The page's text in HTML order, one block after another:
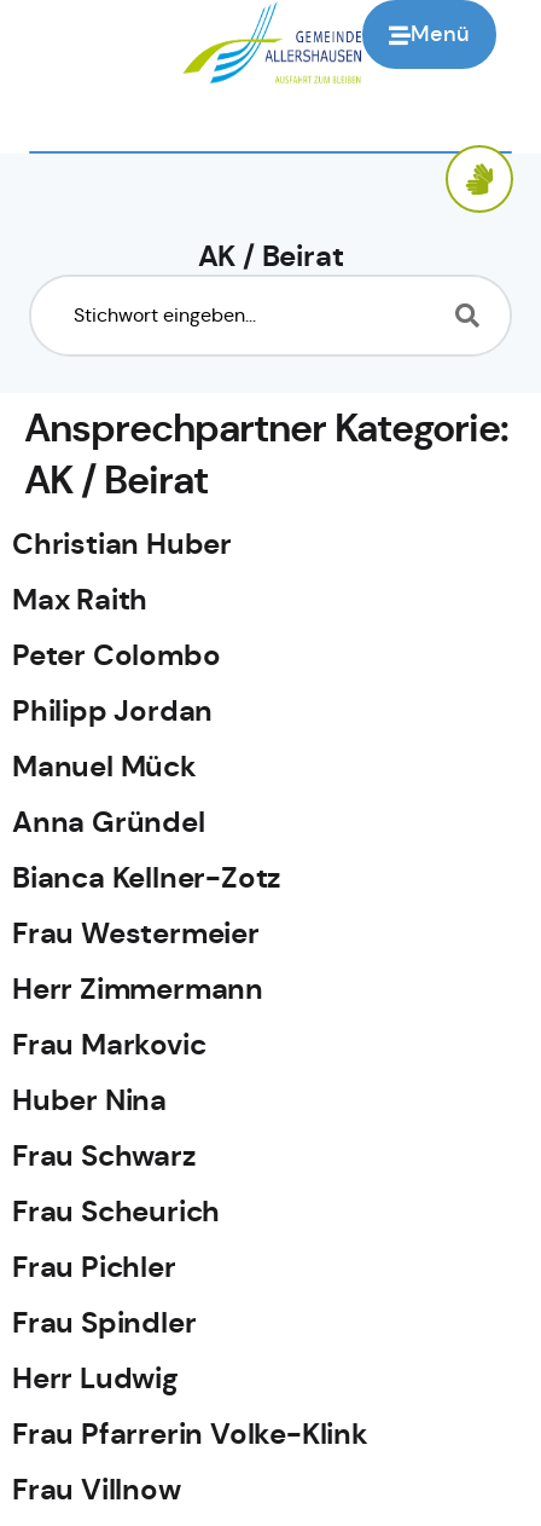
Menü
AK / Beirat
Ansprechpartner Kategorie:
AK / Beirat
Christian Huber
Max Raith
Peter Colombo
Philipp Jordan
Manuel Mück
Anna Gründel
Bianca Kellner-Zotz
Frau Westermeier
Herr Zimmermann
Frau Markovic
Huber Nina
Frau Schwarz
Frau Scheurich
Frau Pichler
Frau Spindler
Herr Ludwig
Frau Pfarrerin Volke-Klink
Frau Villnow